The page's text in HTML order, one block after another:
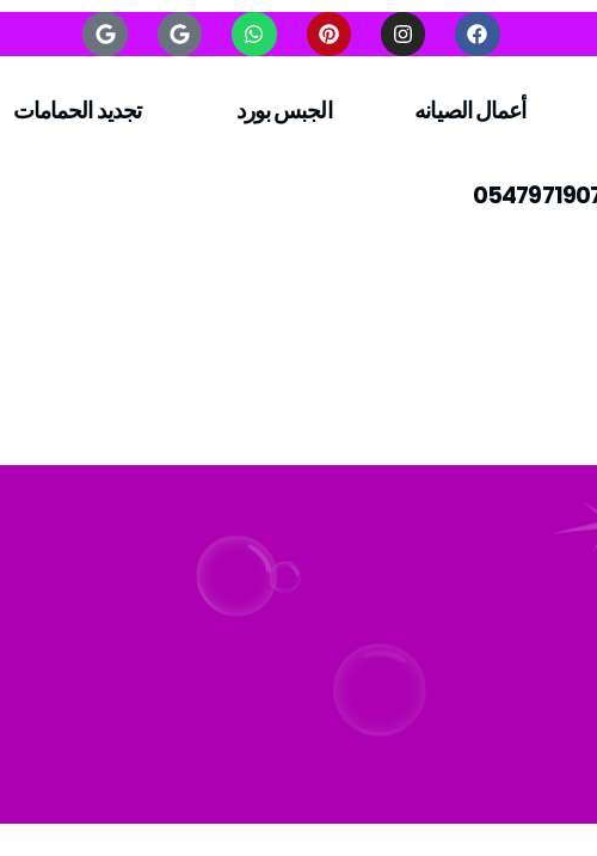
أعمال الصيانه الجبس بورد تجديد الحمامات